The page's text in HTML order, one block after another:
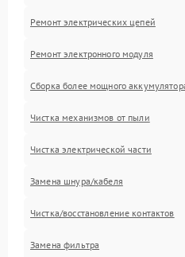
Ремонт электрических цепей
Ремонт электронного модуля
Сборка более мощного
Чистка механизмов от пыли
Чистка электрической части
Замена шнура/кабеля
Чистка/восстановление контактов
Замена фильтра